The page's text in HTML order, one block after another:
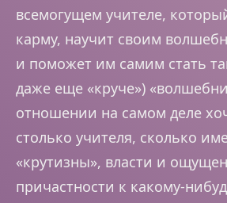
всемогущем учителе,
карму, научит своим
и поможет им самим стать
даже еще «круче»)
отношении на самом деле
столько учителя, сколько
«крутизны», власти и
причастности к какому-